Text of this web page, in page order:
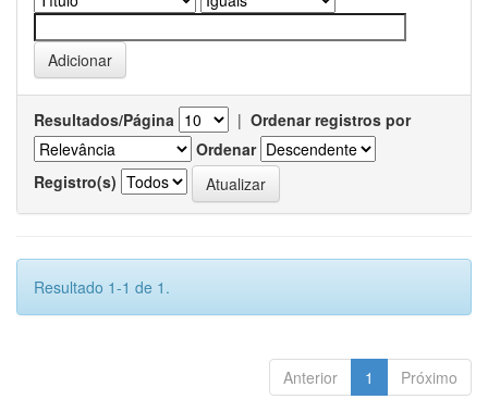
Resultados/Página | Ordenar registros por
Ordenar
Registro(s)
Resultado 1-1 de 1.
Anterior 1 Próximo